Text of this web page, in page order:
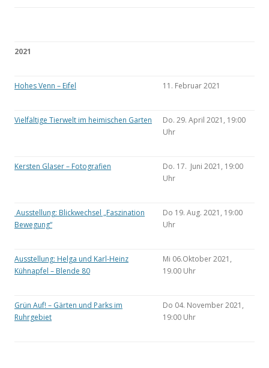
2021
Hohes Venn – Eifel 11. Februar 2021
Vielfältige Tierwelt im heimischen Garten
Do. 29. April 2021, 19:00
Uhr
Kersten Glaser – Fotografien
Do. 17. Juni 2021, 19:00
Uhr
Ausstellung: Blickwechsel „Faszination
Bewegung“
Do 19. Aug. 2021, 19:00
Uhr
Ausstellung: Helga und Karl-Heinz
Kühnapfel – Blende 80
Mi 06.Oktober 2021,
19.00 Uhr
Grün Auf! – Gärten und Parks im
Ruhrgebiet
Do 04. November 2021,
19:00 Uhr